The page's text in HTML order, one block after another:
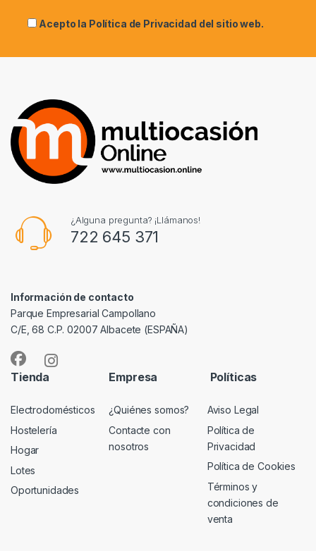
Acepto la Política de Privacidad del sitio web.
¿Alguna pregunta? ¡Llámanos!
722 645 371
Información de contacto
Parque Empresarial Campollano
C/E, 68 C.P. 02007 Albacete (ESPAÑA)
Tienda
Electrodomésticos
Hostelería
Hogar
Lotes
Oportunidades
Empresa
¿Quiénes somos?
Contacte con
nosotros
Políticas
Aviso Legal
Política de
Privacidad
Política de Cookies
Términos y
condiciones de
venta